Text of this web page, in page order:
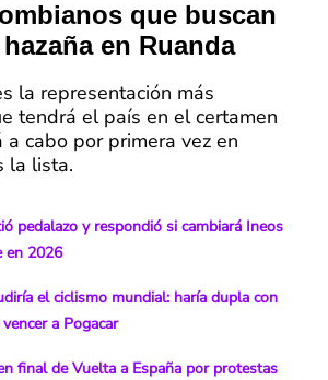
que buscan
en Ruanda
la representación más
tendrá el país en el certamen
cabo por primera vez en
la lista.
pedalazo y respondió si cambiará Ineos
en 2026
el ciclismo mundial: haría dupla con
a Pogacar
final de Vuelta a España por protestas